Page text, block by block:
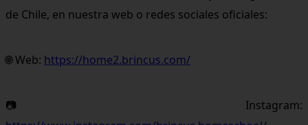
de Chile, en nuestra web o redes sociales oficiales:
🌐 Web: https://home2.brincus.com/
📷 Instagram: